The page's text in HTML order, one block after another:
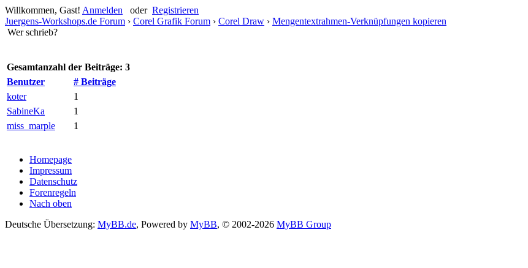
Willkommen, Gast! Anmelden oder Registrieren
Juergens-Workshops.de Forum › Corel Grafik Forum › Corel Draw › Mengentextrahmen-Verknüpfungen kopieren
Wer schrieb?
Gesamtanzahl der Beiträge: 3
Benutzer
# Beiträge
koter
1
SabineKa
1
miss_marple
1
Homepage
Impressum
Datenschutz
Forenregeln
Nach oben
Deutsche Übersetzung: MyBB.de, Powered by MyBB, © 2002-2026 MyBB Group